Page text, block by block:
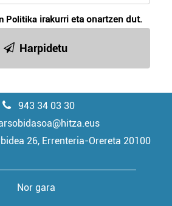
Politika irakurri eta onartzen dut.
Harpidetu
943 34 03 30
26, Errenteria-Orereta 20100
Nor gara